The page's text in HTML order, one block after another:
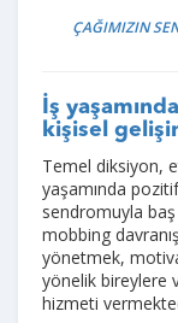
ÇAĞIMIZIN
İş
kişisel
Temel diksiyon,
yaşamında
sendromuyla baş
mobbing
yönetmek,
yönelik bireylere
hizmeti